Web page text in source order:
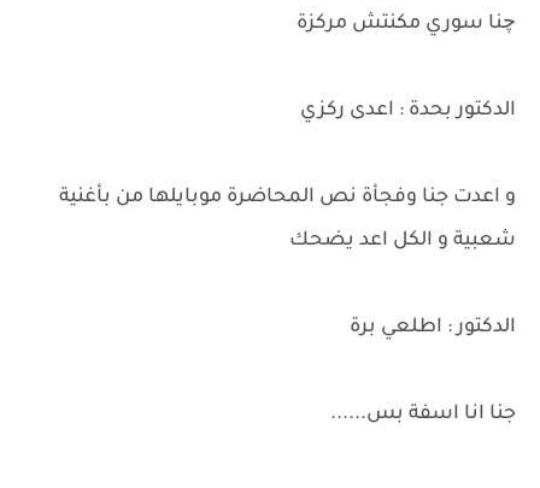
چنا سوري مكنتش مركزة
الدكتور بحدة : اعدى ركزي
و اعدت جنا وفجأة نص المحاضرة موبايلها من بأغنية
شعبية و الكل اعد يضحك
الدكتور : اطلعي برة
جنا انا اسفة بس......